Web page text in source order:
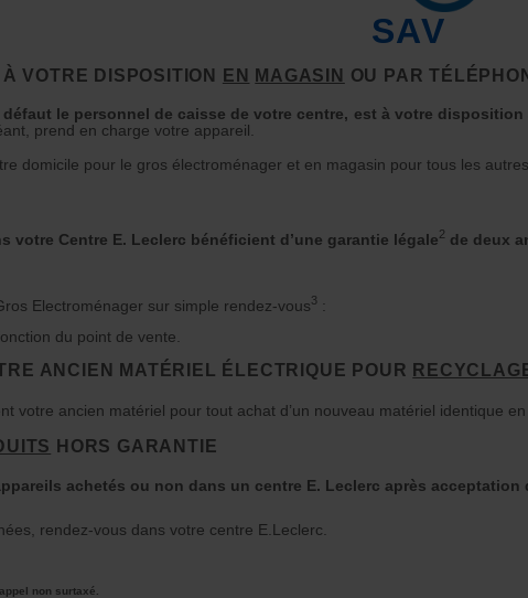
SAV
VOTRE DISPOSITION EN MAGASIN OU PAR
le personnel de caisse de votre centre, est à votre
prend en charge votre appareil.
domicile pour le gros électroménager et en magasin pour tous les
Centre E. Leclerc bénéficient d’une garantie légale2 de deux
Electroménager sur simple rendez-vous3:
du point de vente.
ANCIEN MATÉRIEL ÉLECTRIQUE POUR
votre ancien matériel pour tout achat d’un nouveau matériel identique
HORS GARANTIE
achetés ou non dans un centre E. Leclerc après acceptation
rendez-vous dans votre centre E.Leclerc.
appel non surtaxé.